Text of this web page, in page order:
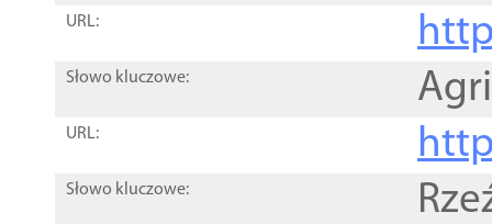
URL:
Słowo kluczowe:
URL:
Słowo kluczowe: